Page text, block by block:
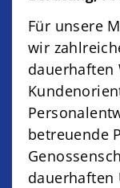
Für unsere
wir
dauerhaften
betreuende
dauerhaften